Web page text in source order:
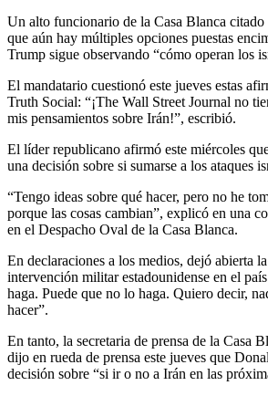
Un alto funcionario de la Casa Blanca
que aún hay múltiples opciones puestas
Trump sigue observando “cómo operan los
El mandatario cuestionó este jueves estas
Truth Social: “¡The Wall Street Journal no
mis pensamientos sobre Irán!”, escribió.
El líder republicano afirmó este miércoles
una decisión sobre si sumarse a los ataques
“Tengo ideas sobre qué hacer, pero no he
porque las cosas cambian”, explicó en una
en el Despacho Oval de la Casa Blanca.
En declaraciones a los medios, dejó abierta
intervención militar estadounidense en el
haga. Puede que no lo haga. Quiero decir,
hacer”.
En tanto, la secretaria de prensa de la Casa
dijo en rueda de prensa este jueves que
decisión sobre “si ir o no a Irán en las